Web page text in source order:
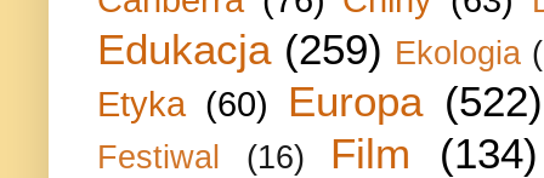
Edukacja (259) Ekologia
Etyka (60) Europa (522)
Festiwal (16) Film
(134)